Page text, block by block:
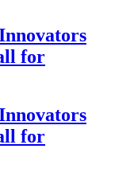
for
for